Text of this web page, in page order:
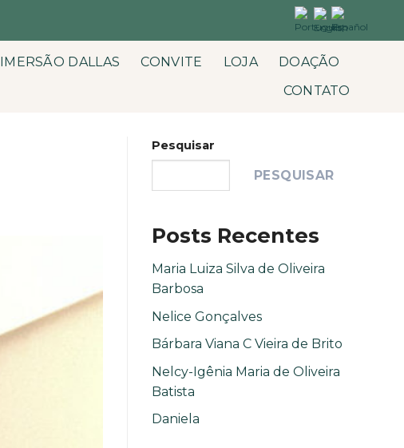
IMERSÃO DALLAS CONVITE LOJA
DOAÇÃO
CONTATO
Pesquisar
PESQUISAR
Posts Recentes
Maria Luiza Silva de Oliveira
Barbosa
Nelice Gonçalves
Bárbara Viana C Vieira de Brito
Nelcy-Igênia Maria de Oliveira
Batista
Daniela